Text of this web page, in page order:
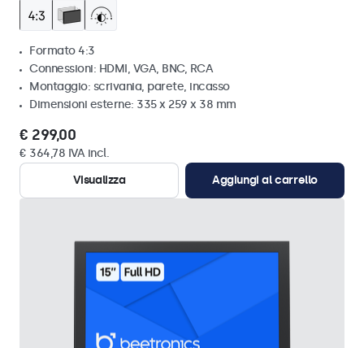
Formato 4:3
Connessioni: HDMI, VGA, BNC, RCA
Montaggio: scrivania, parete, incasso
Dimensioni esterne: 335 x 259 x 38 mm
€ 299,00
€ 364,78 IVA incl.
Visualizza
Aggiungi al carrello